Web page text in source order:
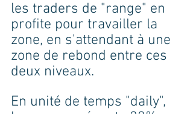
les traders de "range" en
profite pour travailler la
zone, en s'attendant à une
zone de rebond entre ces
deux niveaux.
En unité de temps "daily",